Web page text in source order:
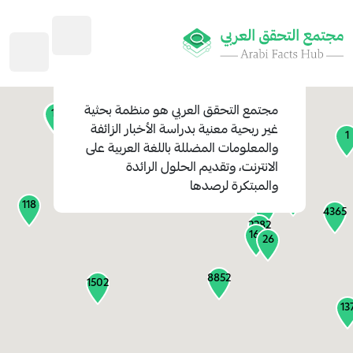
8852
127
45
2282
4365
1502
118
1113
26
1
161
مجتمع التحقق العربيهو منظمة بحثية
غير ربحية معنية بدراسة الأخبار الزائفة
والمعلومات المضللة باللغة العربية على
الانترنت، وتقديم الحلول الرائدة
والمبتكرة لرصدها